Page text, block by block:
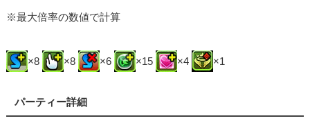
※最大倍率の数値で計算
×8 ×8 ×6 ×15 ×4 ×1
パーティー詳細